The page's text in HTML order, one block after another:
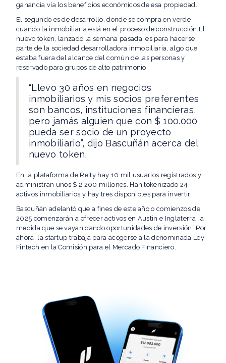
ganancia vía los beneficios económicos de esa propiedad.
El segundo es de desarrollo, donde se compra en verde
cuando la inmobiliaria está en el proceso de construcción.El
nuevo token, lanzado la semana pasada, es para hacerse
parte de la sociedad desarrolladora inmobiliaria, algo que
estaba fuera del alcance del común de las personas y
reservado para grupos de alto patrimonio.
“Llevo 30 años en negocios
inmobiliarios y mis socios preferentes
son bancos, instituciones financieras,
pero jamás alguien que con $ 100.000
pueda ser socio de un proyecto
inmobiliario”, dijo Bascuñán acerca del
nuevo token.
En la plataforma de Reity hay 10 mil usuarios registrados y
administran unos $ 2.200 millones. Han tokenizado 24
activos inmobiliarios y hay tres disponibles para invertir.
Bascuñán adelantó que a fines de este año o comienzos de
2025 comenzarán a ofrecer activos en Austin e Inglaterra “a
medida que se vayan dando oportunidades de inversión”.Por
ahora, la startup trabaja para acogerse a la denominada Ley
Fintech en la Comisión para el Mercado Financiero.